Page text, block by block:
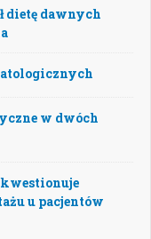
dietę dawnych
w dwóch
u pacjentów